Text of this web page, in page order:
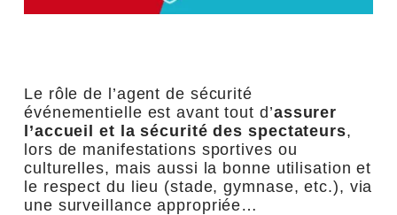
Le rôle de l’agent de sécurité
événementielle est avant tout d’assurer
l’accueil et la sécurité des spectateurs,
lors de manifestations sportives ou
culturelles, mais aussi la bonne utilisation et
le respect du lieu (stade, gymnase, etc.), via
une surveillance appropriée…